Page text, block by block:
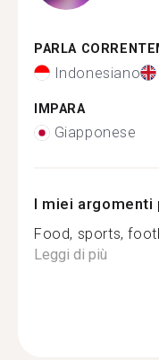
PARLA
Indonesiano
IMPARA
Giapponese
I miei
Food, sports,
Leggi di più